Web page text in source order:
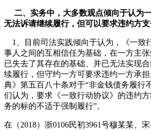
二、实务中，大多数观点倾向于认为
无法诉请继续履行，但可以要求违约方支
1、目前司法实践倾向于认为，《一致
事人之间的互相信任为基础，在一方主张
已失去了其存在的基础、并已无法实现
续履行，但守约一方可要求违约一方承
典》第五百八十条对于“非金钱债务履行
们认为，要求《一致行动协议》的违约
务的标的不适于强制履行”。
在（2018）浙0106民初3961号穆某某、